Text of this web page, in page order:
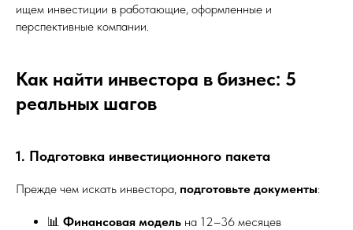
ищем инвестиции в работающие, оформленные и
перспективные компании.
Как найти инвестора в бизнес: 5
реальных шагов
1. Подготовка инвестиционного пакета
Прежде чем искать инвестора, подготовьте документы:
📊 Финансовая модель на 12–36 месяцев